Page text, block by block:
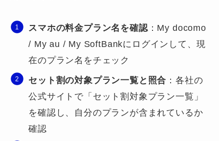
スマホの料金プラン名を確認：My docomo
/ My au / My SoftBankにログインして、現
在のプラン名をチェック
セット割の対象プラン一覧と照合 ：各社の
公式サイトで「セット割対象プラン一覧」
を確認し、自分のプランが含まれているか
確認